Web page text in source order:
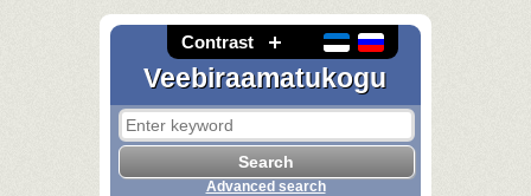
Contrast
Veebiraamatukogu
Advanced search